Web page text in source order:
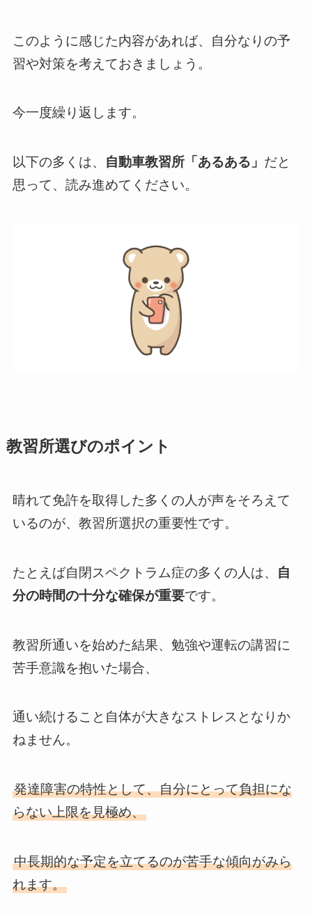
このように感じた内容があれば、自分なりの予
習や対策を考えておきましょう。
今一度繰り返します。
以下の多くは、 自動車教習所「あるある」 だと
思って、読み進めてください。
教習所選びのポイント
晴れて免許を取得した多くの人が声をそろえて
いるのが、教習所選択の重要性です。
たとえば自閉スペクトラム症の多くの人は、 自
分の時間の十分な確保が重要です。
教習所通いを始めた結果、勉強や運転の講習に
苦手意識を抱いた場合、
通い続けること自体が大きなストレスとなりか
ねません。
発達障害の特性として、自分にとって負担にな
らない上限を見極め、
中長期的な予定を立てるのが苦手な傾向がみら
れます。